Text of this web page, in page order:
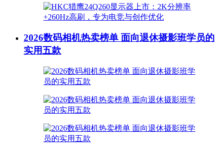
2026数码相机热卖榜单 面向退休摄影班学员的
实用五款